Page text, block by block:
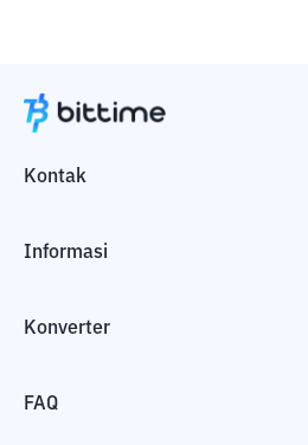
Kontak
Informasi
Konverter
FAQ